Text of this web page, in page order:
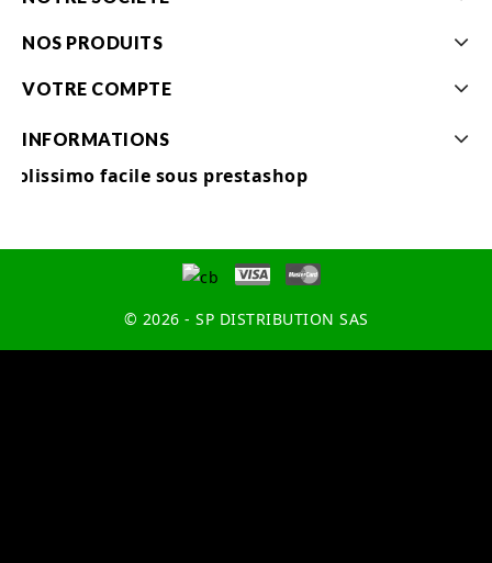
NOS PRODUITS
VOTRE COMPTE
INFORMATIONS
Colissimo facile sous prestashop
© 2026 - SP DISTRIBUTION SAS